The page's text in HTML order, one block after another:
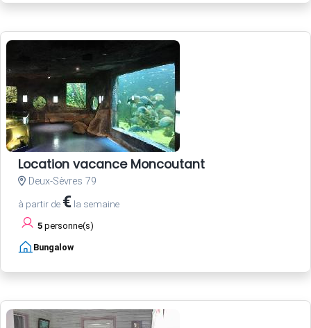
Location vacance Moncoutant
Deux-Sèvres 79
à partir de € la semaine
5 personne(s)
Bungalow